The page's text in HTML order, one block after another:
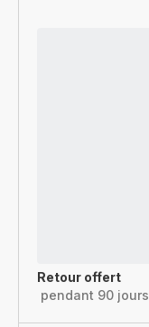
Retour offert
pendant 90 jours